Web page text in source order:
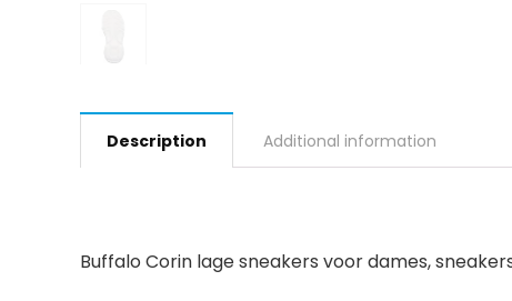
Description Additional information
Buffalo Corin lage sneakers voor dames,